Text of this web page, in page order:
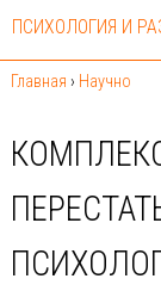
ПСИХОЛОГИЯ И
Главная › Научно